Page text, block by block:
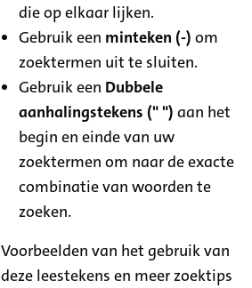
die op elkaar lijken.
Gebruik een minteken (-) om
zoektermen uit te sluiten.
Gebruik een Dubbele
aanhalingstekens (" ") aan het
begin en einde van uw
zoektermen om naar de exacte
combinatie van woorden te
zoeken.
Voorbeelden van het gebruik van
deze leestekens en meer zoektips